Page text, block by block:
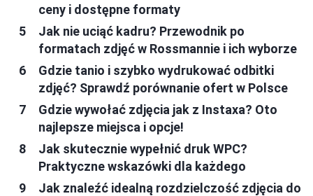
ceny i dostępne formaty
Jak nie uciąć kadru? Przewodnik po
formatach zdjęć w Rossmannie i ich wyborze
Gdzie tanio i szybko wydrukować odbitki
zdjęć? Sprawdź porównanie ofert w Polsce
Gdzie wywołać zdjęcia jak z Instaxa? Oto
najlepsze miejsca i opcje!
Jak skutecznie wypełnić druk WPC?
Praktyczne wskazówki dla każdego
Jak znaleźć idealną rozdzielczość zdjęcia do